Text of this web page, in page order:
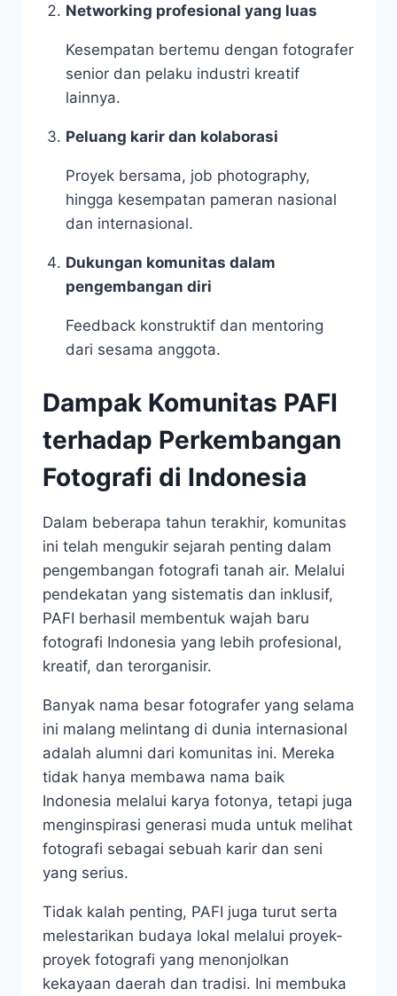
Networking profesional yang luas
Kesempatan bertemu dengan fotografer
senior dan pelaku industri kreatif
lainnya.
Peluang karir dan kolaborasi
Proyek bersama, job photography,
hingga kesempatan pameran nasional
dan internasional.
Dukungan komunitas dalam
pengembangan diri
Feedback konstruktif dan mentoring
dari sesama anggota.
Dampak Komunitas PAFI
terhadap Perkembangan
Fotografi di Indonesia
Dalam beberapa tahun terakhir, komunitas
ini telah mengukir sejarah penting dalam
pengembangan fotografi tanah air. Melalui
pendekatan yang sistematis dan inklusif,
PAFI berhasil membentuk wajah baru
fotografi Indonesia yang lebih profesional,
kreatif, dan terorganisir.
Banyak nama besar fotografer yang selama
ini malang melintang di dunia internasional
adalah alumni dari komunitas ini. Mereka
tidak hanya membawa nama baik
Indonesia melalui karya fotonya, tetapi juga
menginspirasi generasi muda untuk melihat
fotografi sebagai sebuah karir dan seni
yang serius.
Tidak kalah penting, PAFI juga turut serta
melestarikan budaya lokal melalui proyek-
proyek fotografi yang menonjolkan
kekayaan daerah dan tradisi. Ini membuka